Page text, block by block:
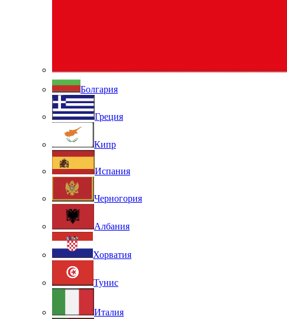
Болгария
Греция
Кипр
Испания
Черногория
Албания
Хорватия
Тунис
Италия